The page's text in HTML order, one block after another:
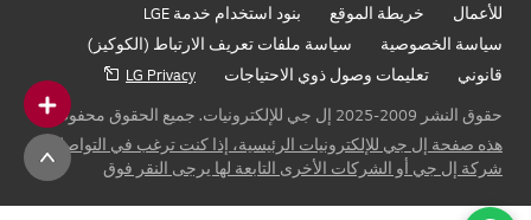
للأعمال خريطة الموقع
بنود استخدام خدمة LGE
سياسة الخصوصية
سياسة ملفات تعريف الارتباط (الكوكيز)
قانوني
تعليمات وصول ذوي الاحتياجات
LG Privacy
حقوق النشر 2009-2025 إل جي للإلكترونيات. جميع الحقوق محفوظة
هذه صفحة إل جي للإلكترونيات الرئيسية، إذا كنت ترغب في التواصل مع
شركة إل جي أو الشركات الأخرى التابعة لها يرجى النقر فوق